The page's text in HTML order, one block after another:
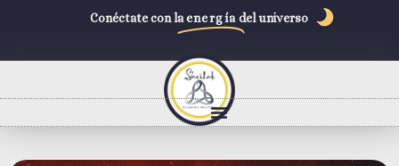
Conéctate con la energía del universo